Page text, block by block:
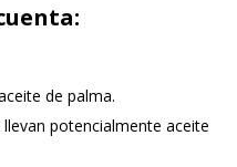
de palma.
potencialmente aceite